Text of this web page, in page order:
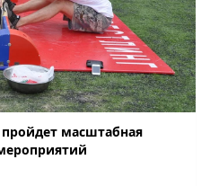
онлайн-
в 2026 году
Общество
сертификацию
Общество
масштабная